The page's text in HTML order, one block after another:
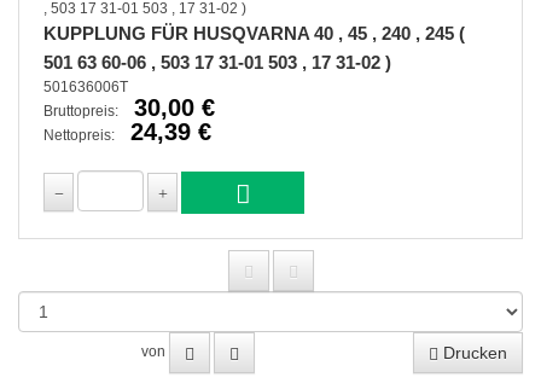
KUPPLUNG FÜR HUSQVARNA 40 , 45 , 240 , 245 (
501 63 60-06 , 503 17 31-01 503 , 17 31-02 )
501636006T
Bruttopreis:
30,00 €
Nettopreis: 24,39 €
von Drucken